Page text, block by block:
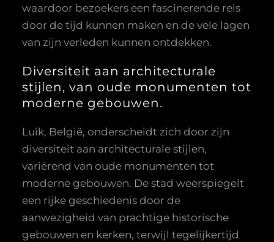
waardoor bezoekers een fascinerende reis
door de tijd kunnen maken en de vele lagen
van zijn verleden kunnen ontdekken.
Diversiteit aan architecturale
stijlen, van oude monumenten tot
moderne gebouwen.
Luik, België, onderscheidt zich door zijn
diversiteit aan architecturale stijlen,
variërend van oude monumenten tot
moderne gebouwen. De stad weerspiegelt
een rijke geschiedenis door de
aanwezigheid van prachtige historische
gebouwen en kerken, terwijl tegelijkertijd